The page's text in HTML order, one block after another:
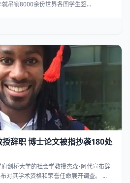
吊销8000余份世界各国学生签...
辞职 博士论文被指抄袭180处
剑桥大学的社会学教授杰森•阿代宣布辞
对其学术资格和荣誉任命展开调查。 ...